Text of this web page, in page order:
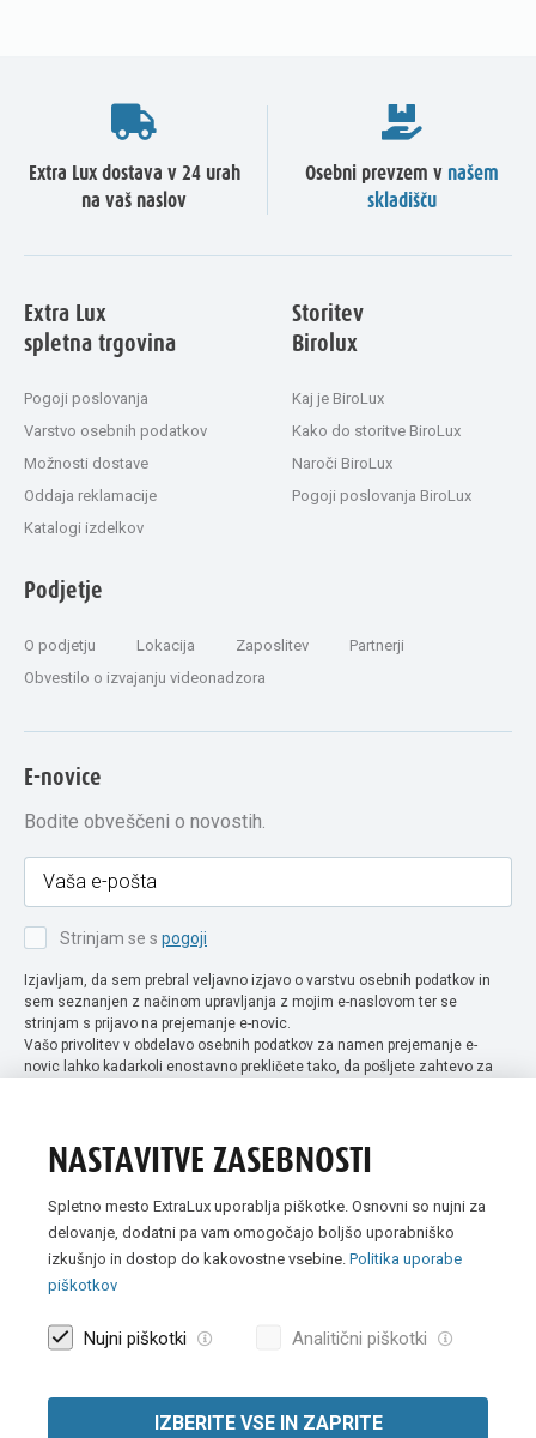
Extra Lux dostava v 24 urah
na vaš naslov
Osebni prevzem v našem
skladišču
Extra Lux
spletna trgovina
Pogoji poslovanja
Varstvo osebnih podatkov
Možnosti dostave
Oddaja reklamacije
Katalogi izdelkov
Storitev
Birolux
Kaj je BiroLux
Kako do storitve BiroLux
Naroči BiroLux
Pogoji poslovanja BiroLux
Podjetje
O podjetju Lokacija Zaposlitev
Partnerji
Obvestilo o izvajanju videonadzora
E-novice
Bodite obveščeni o novostih.
Strinjam se s pogoji
Izjavljam, da sem prebral veljavno izjavo o varstvu osebnih podatkov in
sem seznanjen z načinom upravljanja z mojim e-naslovom ter se
strinjam s prijavo na prejemanje e-novic.
Vašo privolitev v obdelavo osebnih podatkov za namen prejemanje e-
novic lahko kadarkoli enostavno prekličete tako, da pošljete zahtevo za
NASTAVITVE ZASEBNOSTI
Spletno mesto ExtraLux uporablja piškotke. Osnovni so nujni za
delovanje, dodatni pa vam omogočajo boljšo uporabniško
izkušnjo in dostop do kakovostne vsebine. Politika uporabe
piškotkov
Nujni piškotki Analitični piškotki
IZBERITE VSE IN ZAPRITE